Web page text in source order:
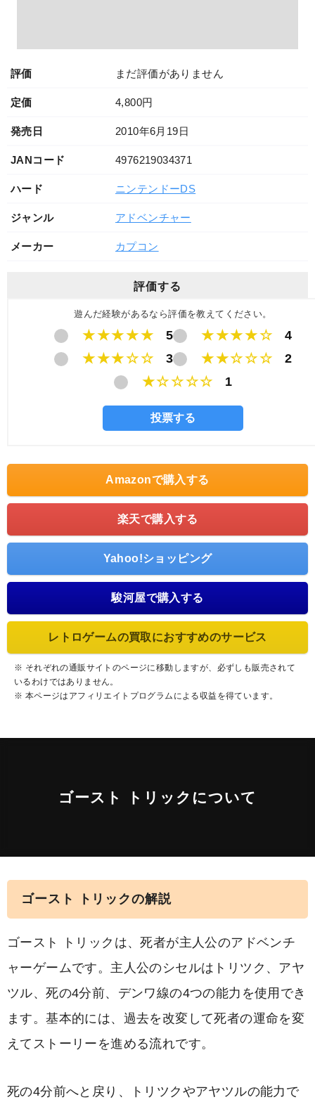
評価 まだ評価がありません
定価 4,800円
発売日 2010年6月19日
JANコード 4976219034371
ハード ニンテンドーDS
ジャンル アドベンチャー
メーカー カプコン
評価する
遊んだ経験があるなら評価を教えてください。
★★★★★ 5 ★★★★☆
4
★★★☆☆
3 ★★☆☆☆
2
★☆☆☆☆
1
Amazonで購入する
楽天で購入する
Yahoo!ショッピング
駿河屋で購入する
レトロゲームの買取におすすめのサービス
※ それぞれの通販サイトのページに移動しますが、必ずしも販売されて
いるわけではありません。
※ 本ページはアフィリエイトプログラムによる収益を得ています。
ゴースト トリックについて
ゴースト トリックの解説
ゴースト トリックは、死者が主人公のアドベンチ
ャーゲームです。主人公のシセルはトリツク、アヤ
ツル、死の4分前、デンワ線の4つの能力を使用でき
ます。基本的には、過去を改変して死者の運命を変
えてストーリーを進める流れです。
死の4分前へと戻り、トリツクやアヤツルの能力で